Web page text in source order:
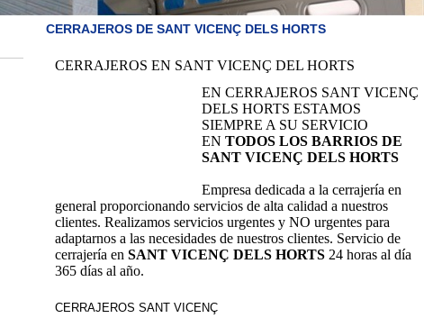
CERRAJEROS DE SANT VICENÇ DELS HORTS
CERRAJEROS EN SANT VICENÇ DEL HORTS
EN CERRAJEROS SANT VICENÇ
DELS HORTS ESTAMOS
SIEMPRE A SU SERVICIO
EN TODOS LOS BARRIOS DE
SANT VICENÇ DELS HORTS
Empresa dedicada a la cerrajería en
general proporcionando servicios de alta calidad a nuestros
clientes. Realizamos servicios urgentes y NO urgentes para
adaptarnos a las necesidades de nuestros clientes. Servicio de
cerrajería en SANT VICENÇ DELS HORTS 24 horas al día
365 días al año.
CERRAJEROS SANT VICENÇ